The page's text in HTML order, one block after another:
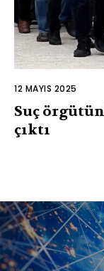
12 MAYIS 2025
Suç
çıktı